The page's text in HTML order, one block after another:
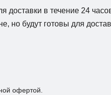
доставки в течение 24
но будут готовы для
офертой.